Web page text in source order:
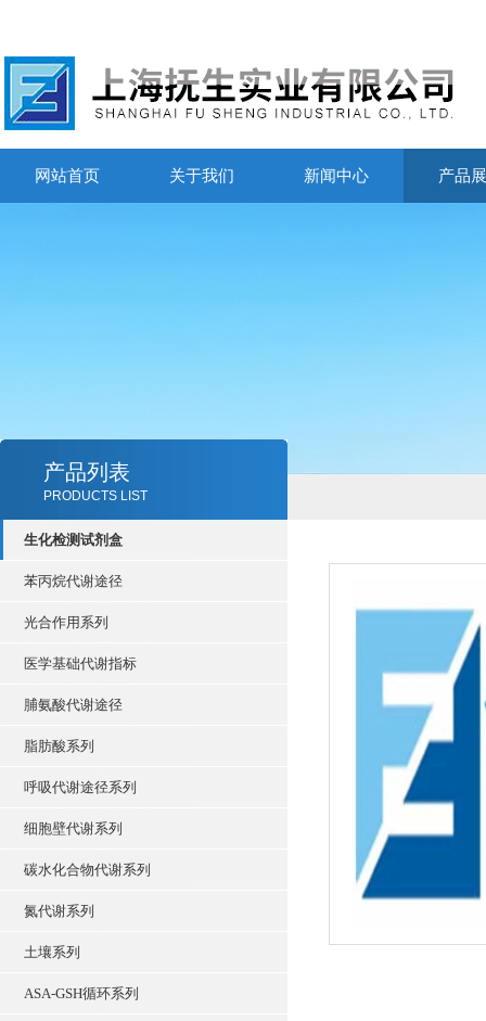
网站首页 关于我们 新闻中心 产品
产品列表
PRODUCTS LIST
生化检测试剂盒
苯丙烷代谢途径
光合作用系列
医学基础代谢指标
脯氨酸代谢途径
脂肪酸系列
呼吸代谢途径系列
细胞壁代谢系列
碳水化合物代谢系列
氮代谢系列
土壤系列
ASA-GSH循环系列